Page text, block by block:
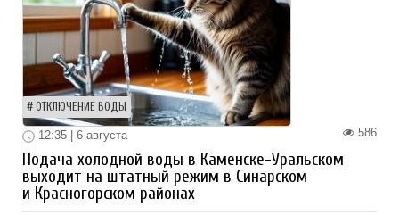
ОТКЛЮЧЕНИЕ ВОДЫ
586
12:35 | 6 августа
Подача холодной воды в Каменске-Уральском
выходит на штатный режим в Синарском
и Красногорском районах